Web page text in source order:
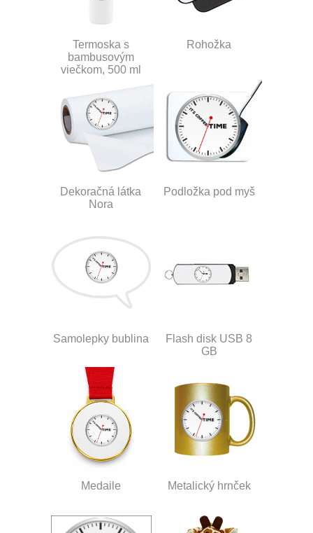
Termoska s
bambusovým
viečkom, 500 ml
Rohožka
Dekoračná látka
Nora
Podložka pod myš
Samolepky bublina
Flash disk USB 8
GB
Medaile Metalický hrnček